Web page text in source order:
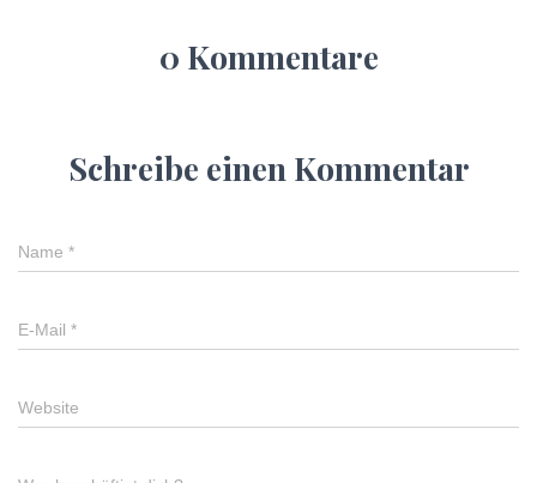
0 Kommentare
Schreibe einen Kommentar
Name *
E-Mail *
Website